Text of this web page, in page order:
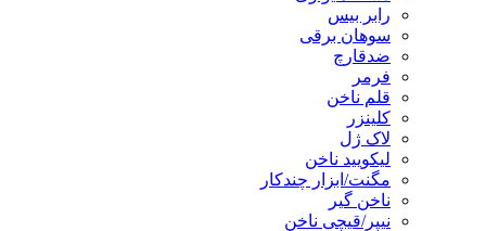
رابر بیس
سوهان برقی
ضدقارچ
فرمر
قلم ناخن
کلینزر
لاک ژل
لیکوييد ناخن
مگنت/ابزار چندکار
ناخن گیر
نیپر/قیچی ناخن